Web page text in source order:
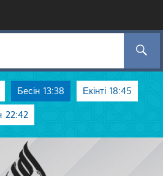
Бесін 13:38 Екінті 18:45
22:42